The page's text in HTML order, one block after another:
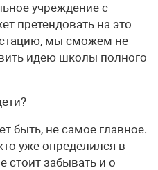
учреждение с
претендовать на это
мы сможем не
идею школы полного
быть, не самое главное.
уже определился в
стоит забывать и о